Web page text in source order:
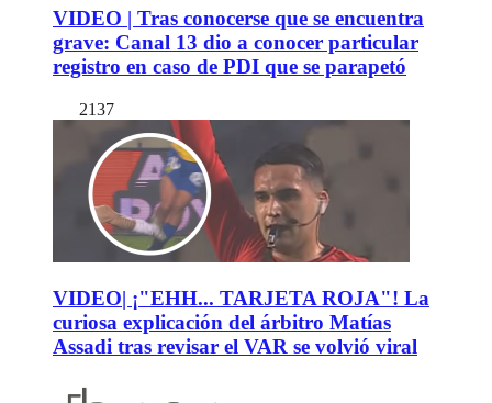
VIDEO | Tras conocerse que se encuentra
grave: Canal 13 dio a conocer particular
registro en caso de PDI que se parapetó
2137
VIDEO| ¡"EHH... TARJETA ROJA"! La
curiosa explicación del árbitro Matías
Assadi tras revisar el VAR se volvió viral